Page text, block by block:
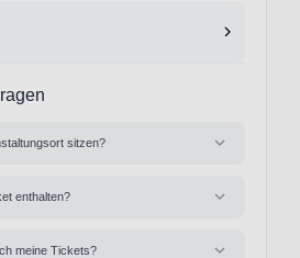
sitzen?
enthalten?
meine Tickets?